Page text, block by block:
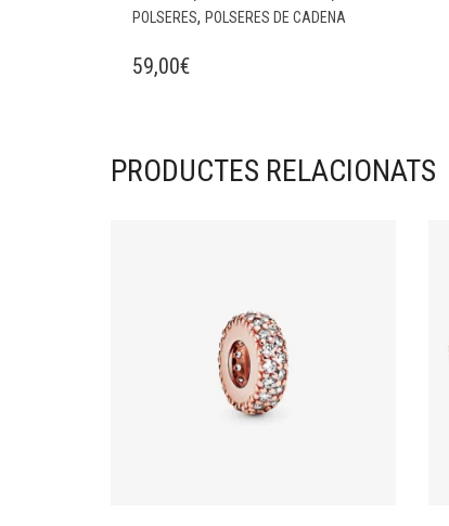
POLSERES, POLSERES DE CADENA
59,00€
PRODUCTES RELACIONATS